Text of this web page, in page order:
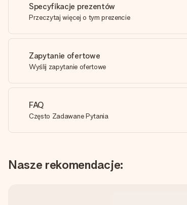
Specyfikacje prezentów
Przeczytaj więcej o tym prezencie
Zapytanie ofertowe
Wyślij zapytanie ofertowe
FAQ
Często Zadawane Pytania
Nasze rekomendacje: